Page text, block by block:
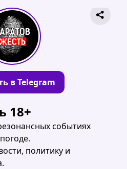
в Telegram
18+
событиях
политику и